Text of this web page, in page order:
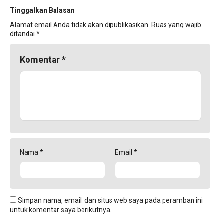
Tinggalkan Balasan
Alamat email Anda tidak akan dipublikasikan. Ruas yang wajib
ditandai *
Komentar*
Nama * Email *
Simpan nama, email, dan situs web saya pada peramban ini
untuk komentar saya berikutnya.